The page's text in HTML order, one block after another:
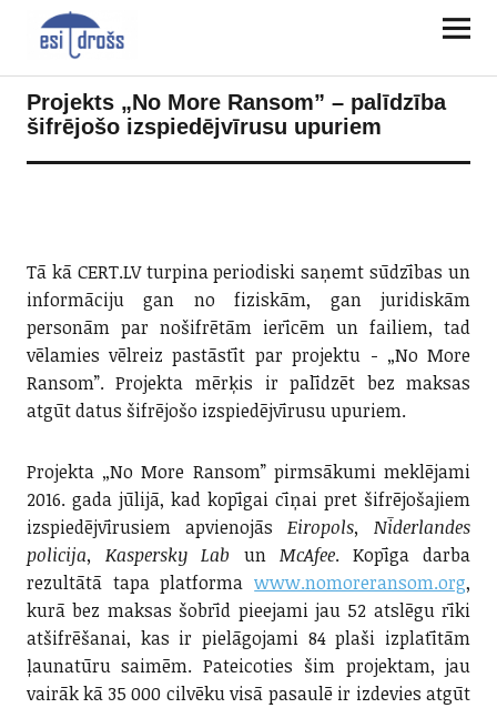
Projekts „No More Ransom” – palīdzība
šifrējošo izspiedējvīrusu upuriem
Tā kā CERT.LV turpina periodiski saņemt sūdzības un
informāciju gan no fiziskām, gan juridiskām
personām par nošifrētām ierīcēm un failiem, tad
vēlamies vēlreizpastāstīt par projektu - „No More
Ransom”. Projekta mērķis ir palīdzēt bez maksas
atgūt datus šifrējošo izspiedējvīrusu upuriem.
Projekta „No More Ransom” pirmsākumi meklējami
2016. gada jūlijā, kad kopīgai cīņai pret šifrējošajiem
izspiedējvīrusiem apvienojāsEiropols, Nīderlandes
policija, Kaspersky Lab un McAfee. Kopīga darba
rezultātā tapa platformawww.nomoreransom.org,
kurā bez maksas šobrīd pieejami jau 52 atslēgu rīki
atšifrēšanai, kas ir pielāgojami 84 plaši izplatītām
ļaunatūru saimēm. Pateicoties šim projektam, jau
vairāk kā 35 000 cilvēku visā pasaulē ir izdevies atgūt